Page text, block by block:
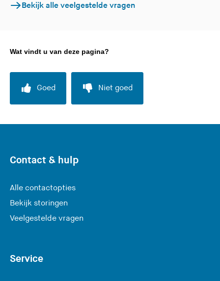
Bekijk alle veelgestelde vragen
Wat vindt u van deze pagina?
Goed Niet goed
Contact & hulp
Alle contactopties
Bekijk storingen
Veelgestelde vragen
Service